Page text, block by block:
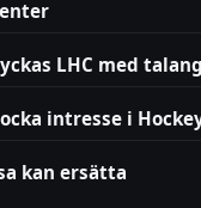
LHC med
intresse i
kan ersätta